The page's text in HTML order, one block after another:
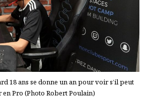
18 ans se donne un an pour voir s’il peut
en Pro (Photo Robert Poulain)